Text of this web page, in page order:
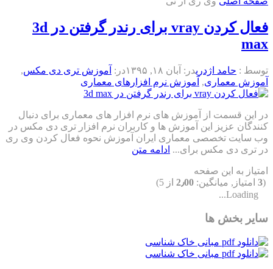
فعال کردن vray برای رندر گرفتن در 3d
max
توسط : حامد اژدریدر: آبان ۱۸, ۱۳۹۵ در: آموزش تری دی مکس,
آموزش معماری, آموزش نرم افزارهای معماری
در این قسمت از آموزش های نرم افزار های معماری برای دنبال
کنندگان عزیز این آموزش ها و کاربران نرم افزار تری دی مکس در
وب سایت تخصصی معماری ایران آموزش نحوه فعال کردن وی ری
در تری دی مکس برای... ادامه متن
امتیاز به این صفحه
(
3 امتیاز, میانگین: 2٫00 از 5)
Loading...
سایر بخش ها